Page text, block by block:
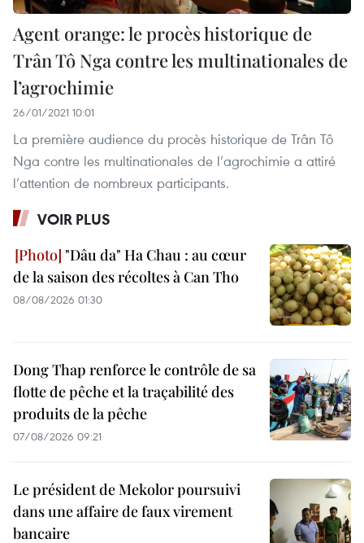
Agent orange: le procès historique de
Trân Tô Nga contre les multinationales de
l’agrochimie
26/01/2021 10:01
La première audience du procès historique de Trân Tô
Nga contre les multinationales de l’agrochimie a attiré
l’attention de nombreux participants.
VOIR PLUS
"Dâu da" Ha Chau : au cœur
de la saison des récoltes à Can Tho
08/08/2026 01:30
Dong Thap renforce le contrôle de sa
flotte de pêche et la traçabilité des
produits de la pêche
07/08/2026 09:21
Le président de Mekolor poursuivi
dans une affaire de faux virement
bancaire